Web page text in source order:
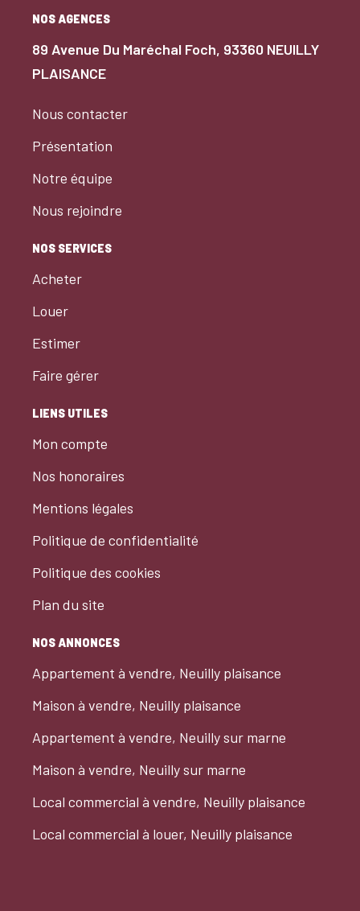
NOS AGENCES
89 Avenue Du Maréchal Foch, 93360 NEUILLY
PLAISANCE
Nous contacter
Présentation
Notre équipe
Nous rejoindre
NOS SERVICES
Acheter
Louer
Estimer
Faire gérer
LIENS UTILES
Mon compte
Nos honoraires
Mentions légales
Politique de confidentialité
Politique des cookies
Plan du site
NOS ANNONCES
Appartement à vendre, Neuilly plaisance
Maison à vendre, Neuilly plaisance
Appartement à vendre, Neuilly sur marne
Maison à vendre, Neuilly sur marne
Local commercial à vendre, Neuilly plaisance
Local commercial à louer, Neuilly plaisance